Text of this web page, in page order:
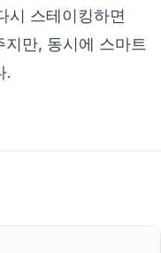
시 스테이킹하면
만, 동시에 스마트
.